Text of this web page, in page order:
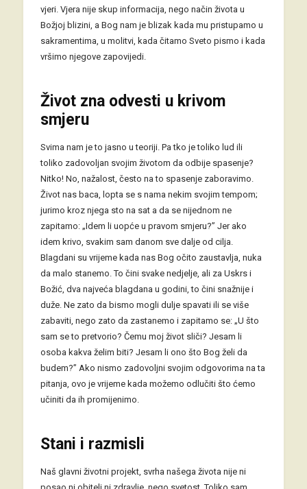
vjeri. Vjera nije skup informacija, nego način života u
Božjoj blizini, a Bog nam je blizak kada mu pristupamo u
sakramentima, u molitvi, kada čitamo Sveto pismo i kada
vršimo njegove zapovijedi.
Život zna odvesti u krivom
smjeru
Svima nam je to jasno u teoriji. Pa tko je toliko lud ili
toliko zadovoljan svojim životom da odbije spasenje?
Nitko! No, nažalost, često na to spasenje zaboravimo.
Život nas baca, lopta se s nama nekim svojim tempom;
jurimo kroz njega sto na sat a da se nijednom ne
zapitamo: „Idem li uopće u pravom smjeru?” Jer ako
idem krivo, svakim sam danom sve dalje od cilja.
Blagdani su vrijeme kada nas Bog očito zaustavlja, nuka
da malo stanemo. To čini svake nedjelje, ali za Uskrs i
Božić, dva najveća blagdana u godini, to čini snažnije i
duže. Ne zato da bismo mogli dulje spavati ili se više
zabaviti, nego zato da zastanemo i zapitamo se: „U što
sam se to pretvorio? Čemu moj život sliči? Jesam li
osoba kakva želim biti? Jesam li ono što Bog želi da
budem?” Ako nismo zadovoljni svojim odgovorima na ta
pitanja, ovo je vrijeme kada možemo odlučiti što ćemo
učiniti da ih promijenimo.
Stani i razmisli
Naš glavni životni projekt, svrha našega života nije ni